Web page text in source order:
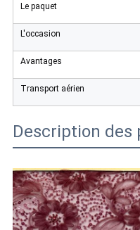
Le paquet
L'occasion
Avantages
Transport aérien
Description des